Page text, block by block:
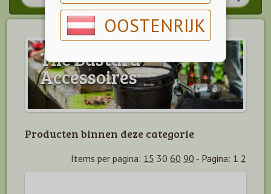
OOSTENRIJK
The Bastard
Accessoires
Producten binnen deze categorie
Items per pagina: 15 30 60 90 - Pagina: 1 2